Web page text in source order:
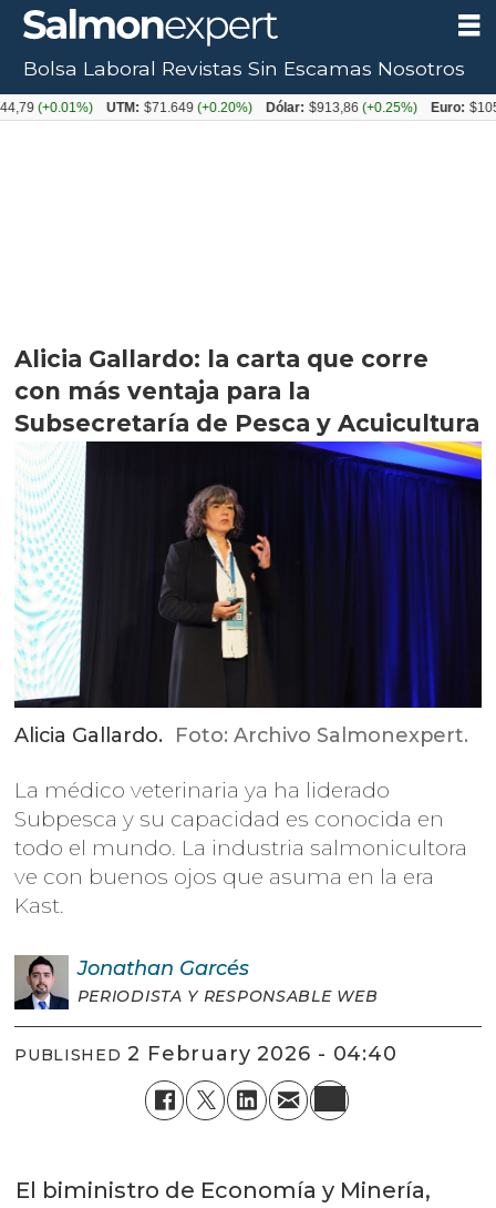
Alicia Gallardo: la carta que corre
con más ventaja para la
Subsecretaría de Pesca y Acuicultura
Alicia Gallardo. Foto: Archivo Salmonexpert.
La médico veterinaria ya ha liderado
Subpesca y su capacidad es conocida en
todo el mundo. La industria salmonicultora
ve con buenos ojos que asuma en la era
Kast.
Jonathan Garcés
PERIODISTA Y RESPONSABLE WEB
PUBLISHED 2 February 2026 - 04:40
El biministro de Economía y Minería,
Bolsa Laboral Revistas Sin Escamas Nosotros
UTM: $71.649(+0.20%) Dólar: $913,86(+0.25%) Euro: $1053,08(-